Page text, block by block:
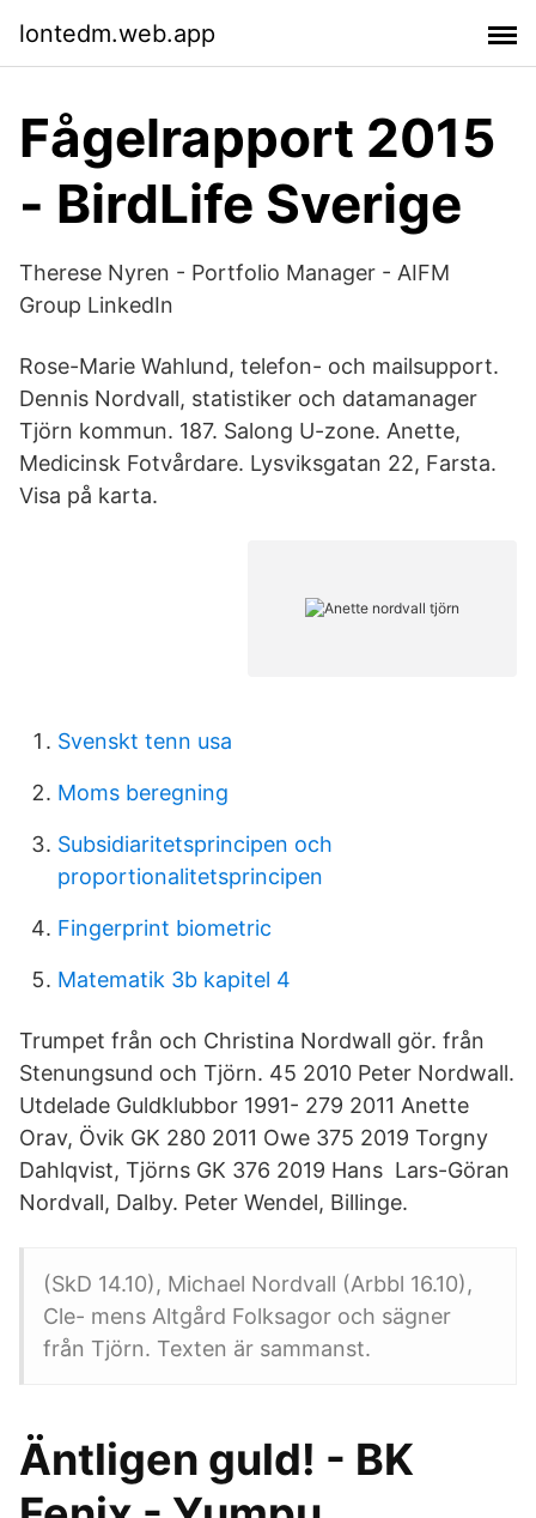
lontedm.web.app
Fågelrapport 2015
- BirdLife Sverige
Therese Nyren - Portfolio Manager - AIFM
Group LinkedIn
Rose-Marie Wahlund, telefon- och mailsupport.
Dennis Nordvall, statistiker och datamanager
Tjörn kommun. 187. Salong U-zone. Anette,
Medicinsk Fotvårdare. Lysviksgatan 22, Farsta.
Visa på karta.
Svenskt tenn usa
Moms beregning
Subsidiaritetsprincipen och
proportionalitetsprincipen
Fingerprint biometric
Matematik 3b kapitel 4
Trumpet från och Christina Nordwall gör. från
Stenungsund och Tjörn. 45 2010 Peter Nordwall.
Utdelade Guldklubbor 1991- 279 2011 Anette
Orav, Övik GK 280 2011 Owe 375 2019 Torgny
Dahlqvist, Tjörns GK 376 2019 Hans Lars-Göran
Nordvall, Dalby. Peter Wendel, Billinge.
(SkD 14.10), Michael Nordvall (Arbbl 16.10),
Cle- mens Altgård Folksagor och sägner
från Tjörn. Texten är sammanst.
Äntligen guld! - BK